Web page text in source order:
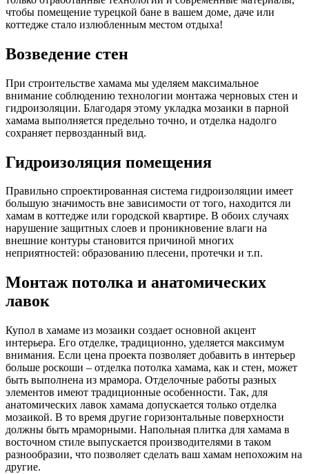
чтобы помещение турецкой бане в вашем доме, даче или
коттедже стало излюбленным местом отдыха!
Возведение стен
При строительстве хамама мы уделяем максимальное
внимание соблюдению технологии монтажа черновых стен и
гидроизоляции. Благодаря этому укладка мозаики в парной
хамама выполняется предельно точно, и отделка надолго
сохраняет первозданный вид.
Гидроизоляция помещения
Правильно спроектированная система гидроизоляции имеет
большую значимость вне зависимости от того, находится ли
хамам в коттедже или городской квартире. В обоих случаях
нарушение защитных слоев и проникновение влаги на
внешние контуры становится причиной многих
неприятностей: образованию плесени, протечки и т.п.
Монтаж потолка и анатомических
лавок
Купол в хамаме из мозаики создает основной акцент
интерьера. Его отделке, традиционно, уделяется максимум
внимания. Если цена проекта позволяет добавить в интерьер
больше роскоши – отделка потолка хамама, как и стен, может
быть выполнена из мрамора. Отделочные работы разных
элементов имеют традиционные особенности. Так, для
анатомических лавок хамама допускается только отделка
мозаикой. В то время другие горизонтальные поверхности
должны быть мраморными. Напольная плитка для хамама в
восточном стиле выпускается производителями в таком
разнообразии, что позволяет сделать ваш хамам непохожим на
другие.